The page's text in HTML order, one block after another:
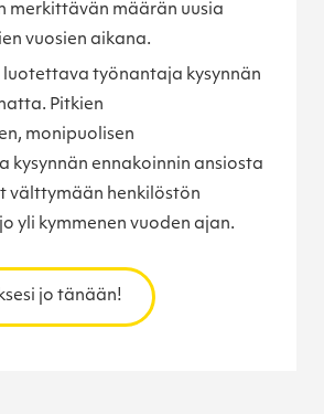
merkittävän määrän uusia
vuosien aikana.
luotettava työnantaja kysynnän
Pitkien
monipuolisen
kysynnän ennakoinnin ansiosta
välttymään henkilöstön
yli kymmenen vuoden ajan.
jo tänään!